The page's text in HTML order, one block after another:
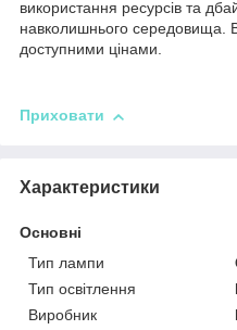
використання ресурсів та
навколишнього середовища.
доступними цінами.
Приховати
Характеристики
Основні
Тип лампи
Тип освітлення
Виробник